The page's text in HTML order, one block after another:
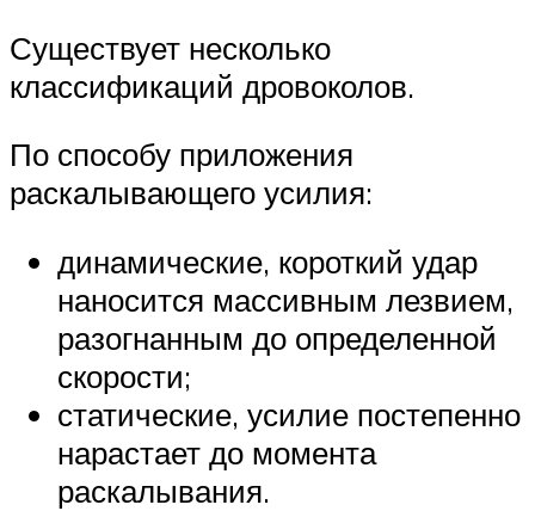
Существует несколько
классификаций дровоколов.
По способу приложения
раскалывающего усилия:
динамические, короткий удар
наносится массивным лезвием,
разогнанным до определенной
скорости;
статические, усилие постепенно
нарастает до момента
раскалывания.